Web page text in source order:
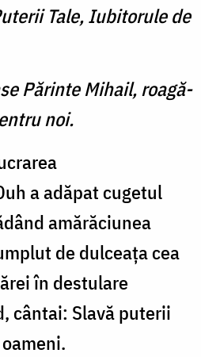
Tale, Iubitorule de
Părinte Mihail, roagă-
noi.
a adăpat cugetul
amărăciunea
de dulceaţa cea
în destulare
cântai: Slavă puterii